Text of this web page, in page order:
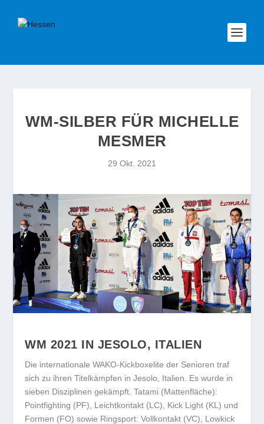
WM-SILBER FÜR MICHELLE
MESMER
29 Okt. 2021
WM 2021 IN JESOLO, ITALIEN
Die internationale WAKO-Kickboxelite der Senioren traf
sich zu ihren Titelkämpfen in Jesolo, Italien. Es wurde in
sieben Disziplinen gekämpft. Tatami (Mattenfläche):
Pointfighting (PF), Leichtkontakt (LC), Kick Light (KL) und
Formen (FO) sowie Ringsport: Vollkontakt (VC), Lowkick